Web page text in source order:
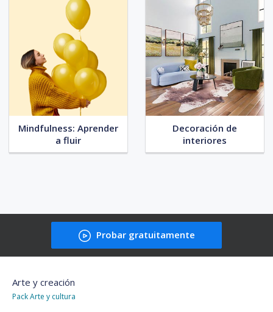
Mindfulness: Aprender
a fluir
Decoración de
interiores
Probar gratuitamente
Arte y creación
Pack Arte y cultura